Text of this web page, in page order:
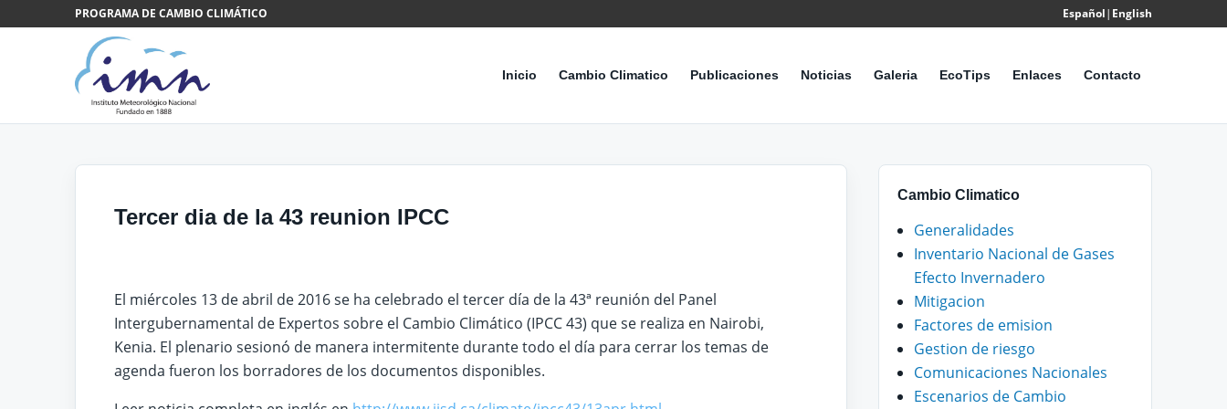
Saltar al contenidoPROGRAMA DE CAMBIO CLIMÁTICO Español| English
Inicio Cambio Climatico Publicaciones Noticias Galeria EcoTips Enlaces Contacto
Tercer dia de la 43 reunion IPCC
El miércoles 13 de abril de 2016 se ha celebrado el tercer día de la 43ª reunión del Panel
Intergubernamental de Expertos sobre el Cambio Climático (IPCC 43) que se realiza en Nairobi,
Kenia. El plenario sesionó de manera intermitente durante todo el día para cerrar los temas de
agenda fueron los borradores de los documentos disponibles.
Cambio Climatico
Generalidades
Inventario Nacional de Gases
Efecto Invernadero
Mitigacion
Factores de emision
Gestion de riesgo
Comunicaciones Nacionales
Escenarios de Cambio